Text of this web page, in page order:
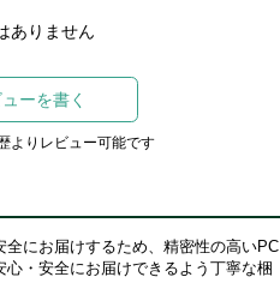
ありません
ーを書く
よりレビュー可能です
にお届けするため、精密性の高いPC
・安全にお届けできるよう丁寧な梱